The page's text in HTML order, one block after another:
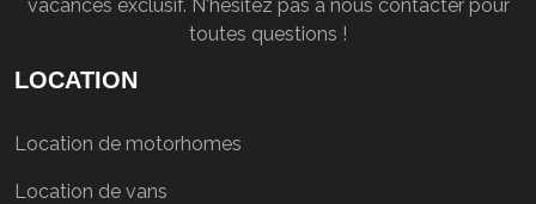
vacances exclusif. N'hésitez pas à nous contacter pour
toutes questions !
LOCATION
Location de motorhomes
Location de vans